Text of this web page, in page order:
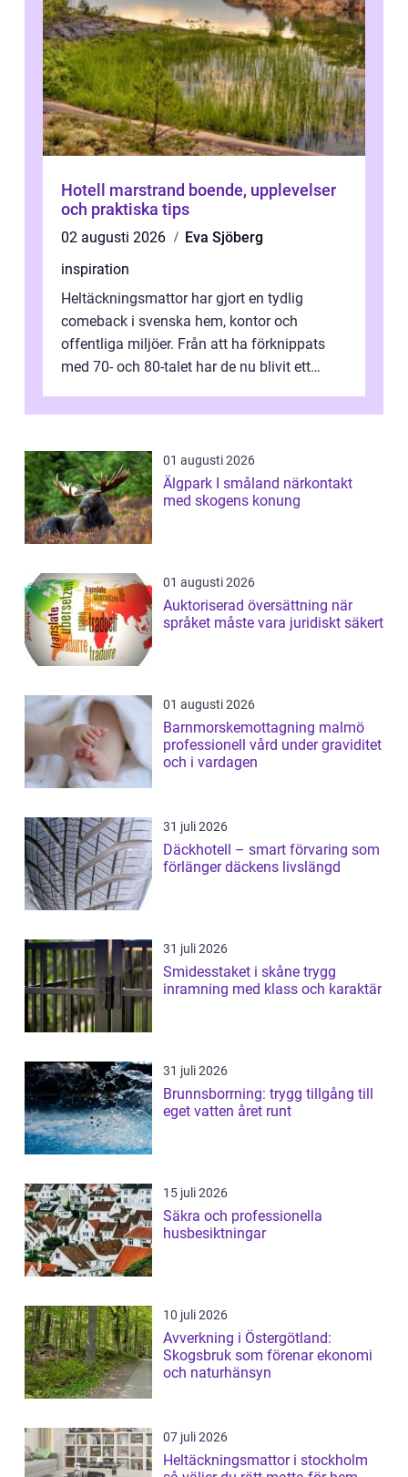
Hotell marstrand boende, upplevelser
och praktiska tips
02 augusti 2026
Eva Sjöberg
inspiration
Heltäckningsmattor har gjort en tydlig
comeback i svenska hem, kontor och
offentliga miljöer. Från att ha förknippats
med 70- och 80-talet har de nu blivit ett
01 augusti 2026
Älgpark I småland närkontakt
med skogens konung
01 augusti 2026
Auktoriserad översättning när
språket måste vara juridiskt säkert
01 augusti 2026
Barnmorskemottagning malmö
professionell vård under graviditet
och i vardagen
31 juli 2026
Däckhotell – smart förvaring som
förlänger däckens livslängd
31 juli 2026
Smidesstaket i skåne trygg
inramning med klass och karaktär
31 juli 2026
Brunnsborrning: trygg tillgång till
eget vatten året runt
15 juli 2026
Säkra och professionella
husbesiktningar
10 juli 2026
Avverkning i Östergötland:
Skogsbruk som förenar ekonomi
och naturhänsyn
07 juli 2026
Heltäckningsmattor i stockholm